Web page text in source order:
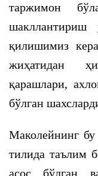
таржимон
шакллантириш
қилишимиз
жиҳатидан
қарашлари,
бўлган
Маколейнинг
тилида таълим
асос бўлган